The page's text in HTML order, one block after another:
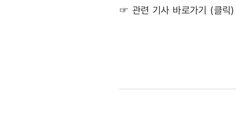
☞ 관련 기사 바로가기 (클릭)